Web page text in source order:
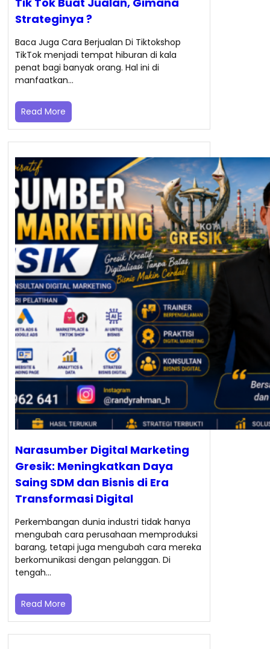
Strateginya ?
Baca Juga Cara Berjualan Di Tiktokshop
TikTok menjadi tempat hiburan di kala
penat bagi banyak orang. Hal ini di
manfaatkan…
Read More
Narasumber Digital Marketing
Gresik: Meningkatkan Daya
Saing SDM dan Bisnis di Era
Transformasi Digital
Perkembangan dunia industri tidak hanya
mengubah cara perusahaan memproduksi
barang, tetapi juga mengubah cara mereka
berkomunikasi dengan pelanggan. Di
tengah…
Read More